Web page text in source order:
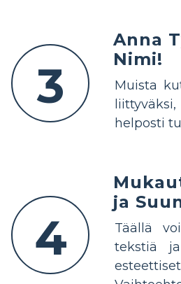
3
Anna
Nimi!
Muista
helposti
4
ja
Täällä
tekstiä